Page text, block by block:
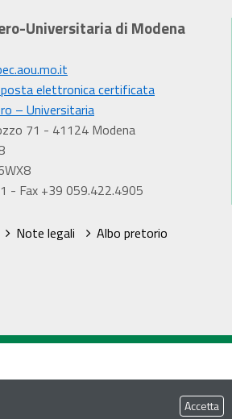
Universitaria di Modena
posta elettronica certificata
– Universitaria
71 - 41124 Modena
- Fax +39 059.422.4905
Note legali
Albo pretorio
Accetta